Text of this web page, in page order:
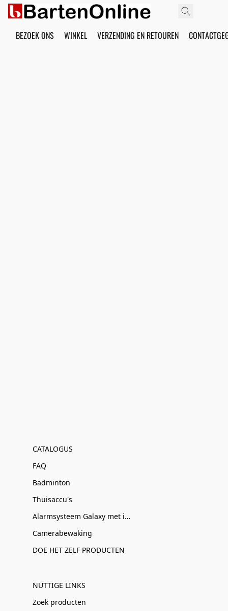
BEZOEK ONS WINKEL VERZENDING EN RETOUREN
CATALOGUS
FAQ
Badminton
Thuisaccu's
Alarmsysteem Galaxy met installatie
Camerabewaking
DOE HET ZELF PRODUCTEN
NUTTIGE LINKS
Zoek producten